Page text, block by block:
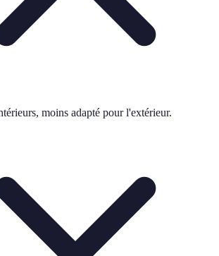
moins adapté pour l'extérieur.